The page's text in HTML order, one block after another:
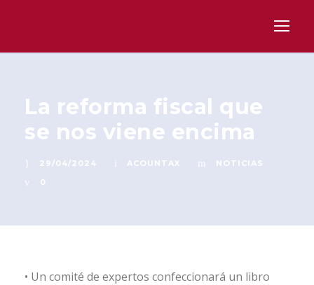
La reforma fiscal que
se nos viene encima
29/04/2024 ACOUNTAX
NOTICIAS
0
• Un comité de expertos confeccionará un libro